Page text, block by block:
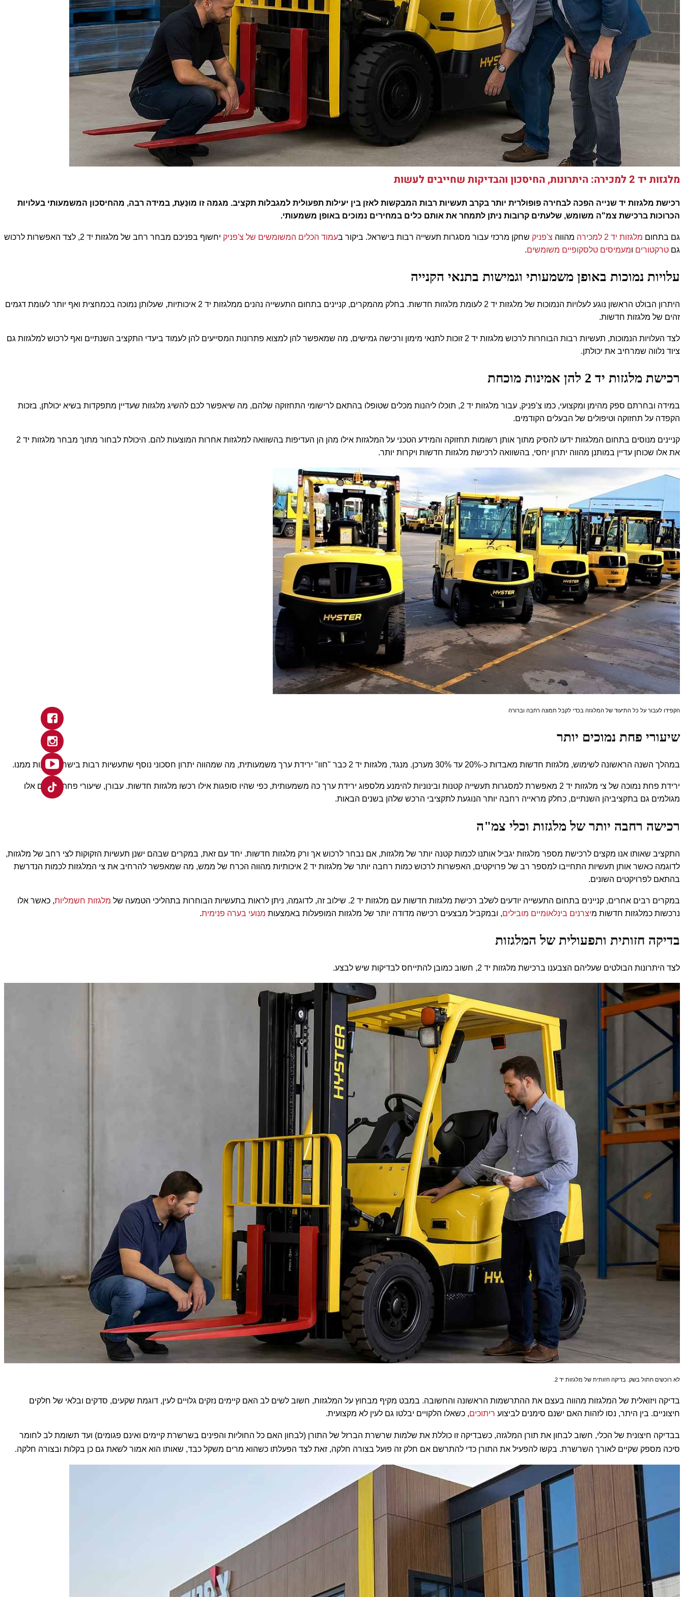
מלגזות יד 2 למכירה: היתרונות, החיסכון והבדיקות שחייבים לעשות
רכישת מלגזות יד שנייה הפכה לבחירה פופולרית יותר בקרב תעשיות רבות המבקשות לאזן בין יעילות תפעולית למגבלות תקציב. מגמה זו מוּנַעַת, במידה רבה, מהחיסכון המשמעותי בעלויות
הכרוכות ברכישת צמ"ה משומש, שלעתים קרובות ניתן לתמחר את אותם כלים במחירים נמוכים באופן משמעותי.
גם בתחום מלגזות יד 2 למכירה מהווה צ'פניק שחקן מרכזי עבור מסגרות תעשייה רבות בישראל. ביקור בעמוד הכלים המשומשים של צ'פניק
יחשוף בפניכם מבחר רחב של מלגזות יד 2, לצד האפשרות לרכוש
גם טרקטורים ומעמיסים טלסקופיים משומשים.
עלויות נמוכות באופן משמעותי וגמישות בתנאי הקנייה
היתרון הבולט הראשון נוגע לעלויות הנמוכות של מלגזות יד 2 לעומת מלגזות חדשות. בחלק מהמקרים, קניינים בתחום התעשייה נהנים ממלגזות יד 2 איכותיות, שעלותן נמוכה בכמחצית ואף יותר לעומת דגמים
זהים של מלגזות חדשות.
לצד העלויות הנמוכות, תעשיות רבות הבוחרות לרכוש מלגזות יד 2 זוכות לתנאי מימון ורכישה גמישים, מה שמאפשר להן למצוא פתרונות המסייעים להן לעמוד ביעדי התקציב השנתיים ואף לרכוש למלגזות גם
ציוד נלווה שמרחיב את יכולתן.
רכישת מלגזות יד 2 להן אמינות מוכחת
במידה ובחרתם ספק מהימן ומקצועי, כמו צ'פניק, עבור מלגזות יד 2, תוכלו ליהנות מכלים שטופלו בהתאם לרישומי התחזוקה שלהם, מה שיאפשר לכם להשיג מלגזות שעדיין מתפקדות בשיא יכולתן, בזכות
הקפדה על תחזוקה וטיפולים של הבעלים הקודמים.
קניינים מנוסים בתחום המלגזות ידעו להסיק מתוך אותן רשומות תחזוקה והמידע הטכני על המלגזות אילו מהן הן העדיפות בהשוואה למלגזות אחרות המוצעות להם. היכולת לבחור מתוך מבחר מלגזות יד 2
את אלו שכוחן עדיין במותנן מהווה יתרון יחסי, בהשוואה לרכישת מלגזות חדשות ויקרות יותר.
הקפידו לעבור על כל התיעוד של המלגזה בכדי לקבל תמונה רחבה וברורה
שיעורי פחת נמוכים יותר
במהלך השנה הראשונה לשימוש, מלגזות חדשות מאבדות כ-20% עד 30% מערכן. מנגד, מלגזות יד 2 כבר "חוו" ירידת ערך משמעותית, מה שמהווה יתרון חסכוני נוסף שתעשיות רבות בישראל נהנות ממנו .
ירידת פחת נמוכה של צי מלגזות יד 2 מאפשרת למסגרות תעשייה קטנות ובינוניות להימנע מלספוג ירידת ערך כה משמעותית, כפי שהיו סופגות אילו רכשו מלגזות חדשות. עבורן, שיעורי פחת נמוכים אלו
מגולמים גם בתקציביהן השנתיים, כחלק מראייה רחבה יותר הנוגעת לתקציבי הרכש שלהן בשנים הבאות.
רכישה רחבה יותר של מלגזות וכלי צמ"ה
התקציב שאותו אנו מקצים לרכישת מספר מלגזות יגביל אותנו לכמות קטנה יותר של מלגזות, אם נבחר לרכוש אך ורק מלגזות חדשות. יחד עם זאת, במקרים שבהם ישנן תעשיות הזקוקות לצי רחב של מלגזות,
לדוגמה כאשר אותן תעשיות התחייבו למספר רב של פרויקטים, האפשרות לרכוש כמות רחבה יותר של מלגזות יד 2 איכותיות מהווה הכרח של ממש, מה שמאפשר להרחיב את צי המלגזות לכמות הנדרשת
בהתאם לפרויקטים השונים.
במקרים רבים אחרים, קניינים בתחום התעשייה יודעים לשלב רכישת מלגזות חדשות עם מלגזות יד 2. שילוב זה, לדוגמה, ניתן לראות בתעשיות הבוחרות בתהליכי הטמעה של מלגזות חשמליות, כאשר אלו
נרכשות כמלגזות חדשות מיצרנים בינלאומיים מובילים, ובמקביל מבצעים רכישה מדודה יותר של מלגזות המופעלות באמצעות מנועי בערה פנימית.
בדיקה חזותית ותפעולית של המלגזות
לצד היתרונות הבולטים שעליהם הצבענו ברכישת מלגזות יד 2, חשוב כמובן להתייחס לבדיקות שיש לבצע .
לא רוכשים חתול בשק. בדיקה חזותית של מלגזות יד 2.
בדיקה ויזואלית של המלגזות מהווה בעצם את ההתרשמות הראשונה והחשובה. במבט מקיף מבחוץ על המלגזות, חשוב לשים לב האם קיימים נזקים גלויים לעין, דוגמת שקעים, סדקים ובלאי של חלקים
חיצוניים. בין היתר, נסו לזהות האם ישנם סימנים לביצוע ריתוכים, כשאלו הלקויים יבלטו גם לעין לא מקצועית.
בבדיקה חיצונית של הכלי, חשוב לבחון את תורן המלגזה, כשבדיקה זו כוללת את שלמות שרשרת הברזל של התורן (לבחון האם כל החוליות והפינים בשרשרת קיימים ואינם פגומים) ועד תשומת לב לחומר
סיכה מספק שקיים לאורך השרשרת. בקשו להפעיל את התורן כדי להתרשם אם חלק זה פועל בצורה חלקה, זאת לצד הפעלתו כשהוא מרים משקל כבד, שאותו הוא אמור לשאת גם כן בקלות ובצורה חלקה.